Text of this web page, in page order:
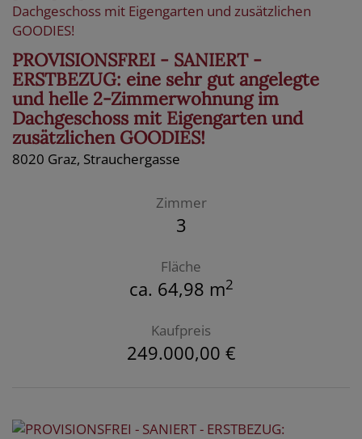
PROVISIONSFREI - SANIERT -
ERSTBEZUG: eine sehr gut angelegte
und helle 2-Zimmerwohnung im
Dachgeschoss mit Eigengarten und
zusätzlichen GOODIES!
8020 Graz, Strauchergasse
Zimmer
3
Fläche
ca. 64,98 m2
Kaufpreis
249.000,00 €